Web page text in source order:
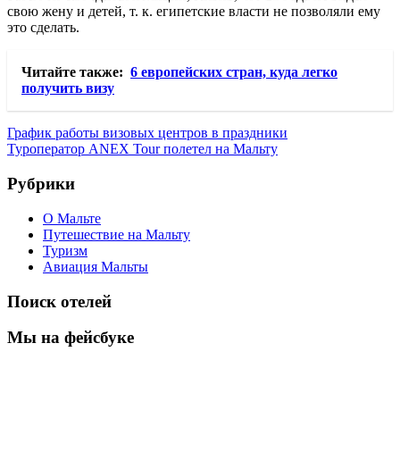
свою жену и детей, т. к. египетские власти не позволяли ему
это сделать.
Читайте также: 6 европейских стран, куда легко
получить визу
Навигация
по
записям
Предыдущая
запись:
График работы визовых центров в праздники
Следующая
Туроператор ANEX Tour полетел на Мальту
Рубрики
О Мальте
Путешествие на Мальту
Туризм
Авиация Мальты
Поиск отелей
Мы на фейсбуке